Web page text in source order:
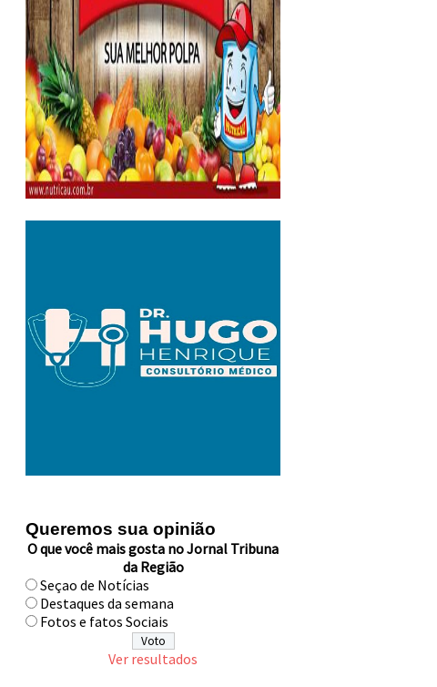
Queremos sua opinião
O que você mais gosta no Jornal Tribuna
da Região
Seçao de Notícias
Destaques da semana
Fotos e fatos Sociais
Ver resultados